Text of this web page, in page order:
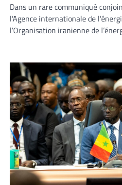
Dans un rare communiqué
l’Agence internationale de
l’Organisation iranienne de